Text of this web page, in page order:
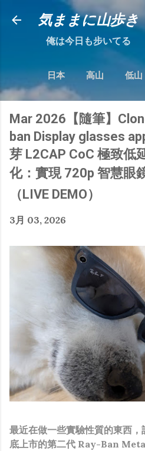
跳到主要
気ままに山歩き
俺は今日も步いてる
日本 高山 低山
Mar 2026【隨筆】
ban Display glasses
芽 L2CAP CoC 極致低
化：實現 720p 智慧眼
（LIVE DEMO）
3月 03, 2026
最近在做一些實驗性質的東西
底上市的第二代 Ray-Ban